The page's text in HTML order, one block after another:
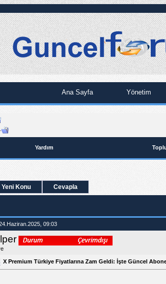
Ana Sayfa Yönetim
Yardım
Yeni Konu Cevapla
09:03
X Premium Türkiye Fiyatlarına Zam Geldi: İşte Güncel